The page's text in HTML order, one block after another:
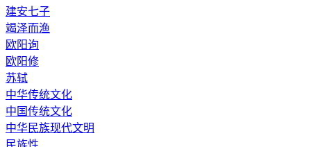
建安七子
竭泽而渔
欧阳询
欧阳修
苏轼
中华传统文化
中国传统文化
中华民族现代文明